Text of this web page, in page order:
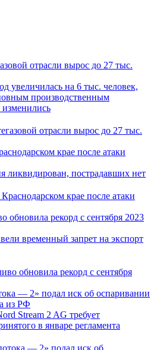
отрасли вырос до 27 тыс.
увеличилась на 6 тыс. человек,
производственным
изменились
крае после атаки
ликвидирован, пострадавших нет
обновила рекорд с сентября 2023
временный запрет на экспорт
— 2» подал иск об оспаривании
из РФ
Stream 2 AG требует
в январе регламента